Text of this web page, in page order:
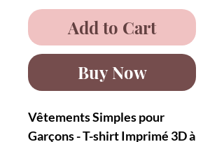
Add to Cart
Buy Now
Vêtements Simples pour
Garçons - T-shirt Imprimé 3D à